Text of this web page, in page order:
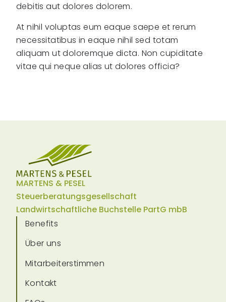
debitis aut dolores dolorem.
At nihil voluptas eum eaque saepe et rerum
necessitatibus in eaque nihil sed totam
aliquam ut doloremque dicta. Non cupiditate
vitae qui neque alias ut dolores officia?
MARTENS & PESEL
Steuerberatungsgesellschaft
Landwirtschaftliche Buchstelle PartG mbB
Benefits
Über uns
Mitarbeiterstimmen
Kontakt